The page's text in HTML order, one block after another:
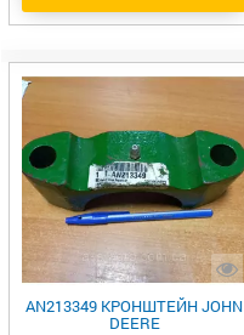
AN213349 КРОНШТЕЙН JOHN
DEERE